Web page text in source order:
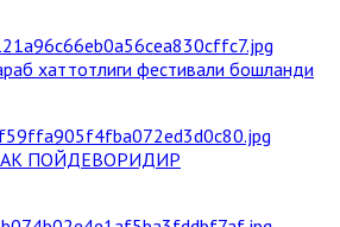
хаттотлиги фестивали бошланди
ПОЙДЕВОРИДИР